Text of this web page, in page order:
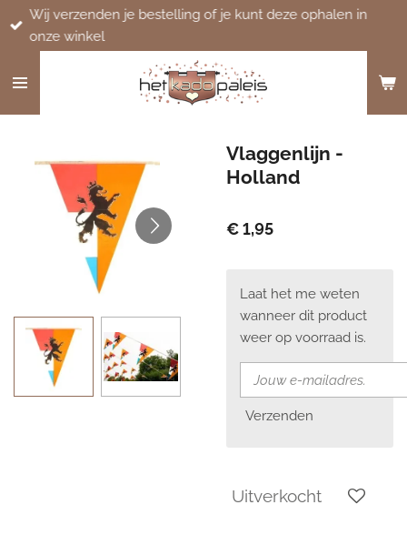
Ga
direct
de
Wij verzenden je bestelling of je kunt deze ophalen in
onze winkel
Vlaggenlijn -
Holland
€ 1,95
Laat het me weten
wanneer dit product
weer op voorraad is.
Verzenden
Uitverkocht